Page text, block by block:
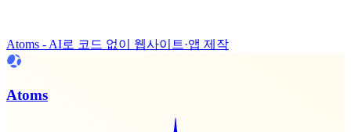
Atoms - AI로 코드 없이 웹사이트·앱 제작
Atoms